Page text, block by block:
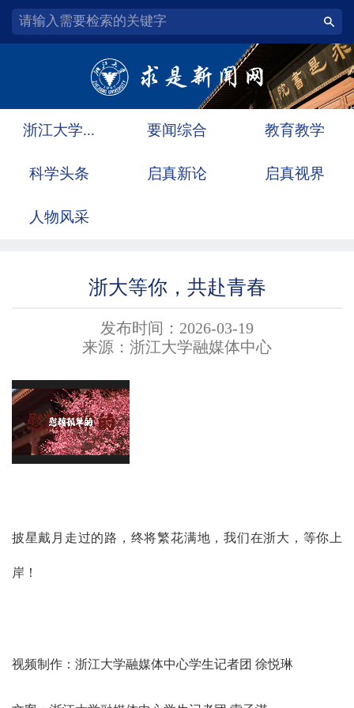
浙江大学... 要闻综合 教育教学
科学头条 启真新论 启真视界
人物风采
浙大等你，共赴青春
发布时间：2026-03-19
来源：浙江大学融媒体中心
披星戴月走过的路，终将繁花满地，我们在浙大，等你上
岸！
视频制作：浙江大学融媒体中心学生记者团 徐悦琳